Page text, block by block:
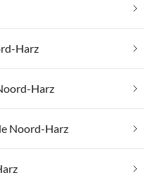
Harz
Harz
Noord-Harz